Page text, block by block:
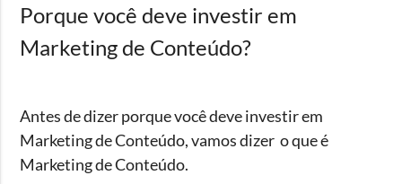
Porque você deve investir em
Marketing de Conteúdo?
Antes de dizer porque você deve investir em
Marketing de Conteúdo, vamos dizer o que é
Marketing de Conteúdo.